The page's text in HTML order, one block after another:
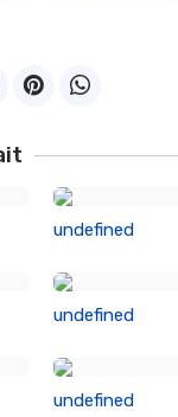
undefined
undefined
undefined